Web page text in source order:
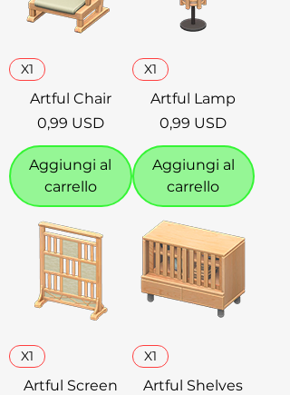
X1
Artful Chair
Prezzo
0,99 USD
Aggiungi al
carrello
X1
Artful Lamp
Prezzo
0,99 USD
Aggiungi al
carrello
X1
Artful Screen
X1
Artful Shelves